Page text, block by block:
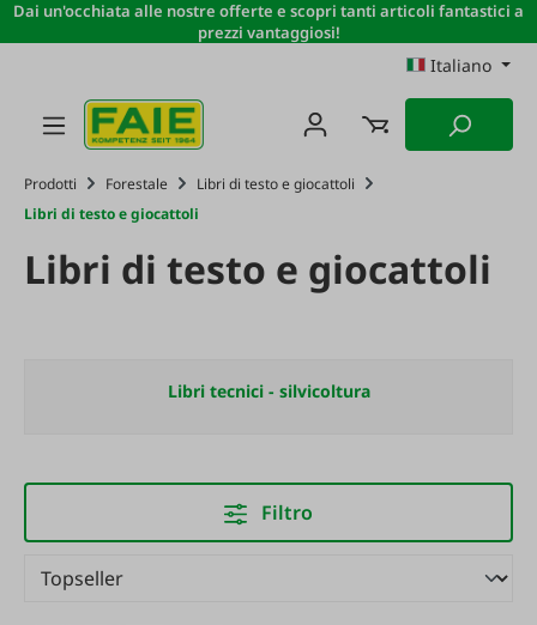
Passa al contenuto principale
Dai un'occhiata alle nostre offerte e scopri tanti articoli fantastici a
prezzi vantaggiosi!
Italiano
Prodotti Forestale
Libri di testo e giocattoli
Libri di testo e giocattoli
Libri di testo e giocattoli
Libri tecnici - silvicoltura
Filtro